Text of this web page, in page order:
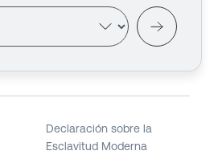
Declaración sobre la
Esclavitud Moderna